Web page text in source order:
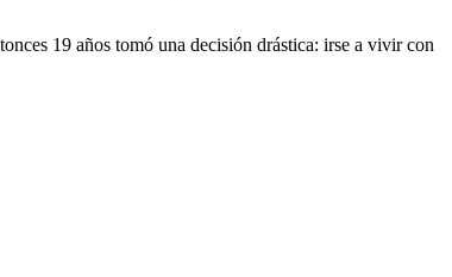
19 años tomó una decisión drástica: irse a vivir con